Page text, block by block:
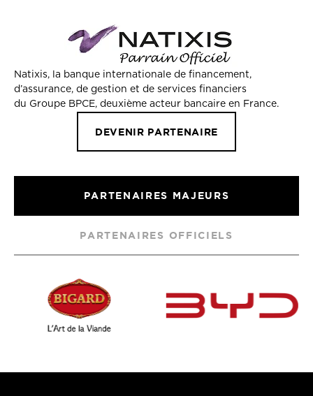
Natixis, la banque internationale de financement,
d’assurance, de gestion et de services financiers
du Groupe BPCE, deuxième acteur bancaire en France.
DEVENIR PARTENAIRE
PARTENAIRES MAJEURS
PARTENAIRES OFFICIELS